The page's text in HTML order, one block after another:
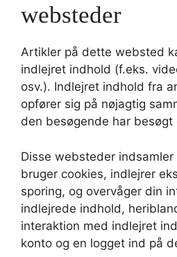
websteder
Artikler på dette websted
indlejret indhold (f.eks.
osv.). Indlejret indhold fra
opfører sig på nøjagtig
den besøgende har
Disse websteder
bruger cookies, indlejrer
sporing, og overvåger din
indlejrede indhold,
interaktion med indlejret
konto og en logget ind på